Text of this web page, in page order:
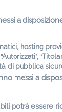
a
hosting
di pubblica
messi a
potrà essere